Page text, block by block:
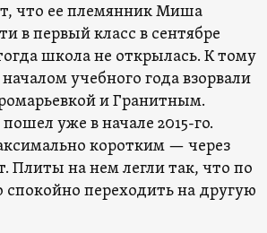
что ее племянник Миша
в первый класс в сентябре
школа не открылась. К тому
учебного года взорвали
и Гранитным.
уже в начале 2015-го.
коротким — через
Плиты на нем легли так, что по
переходить на другую